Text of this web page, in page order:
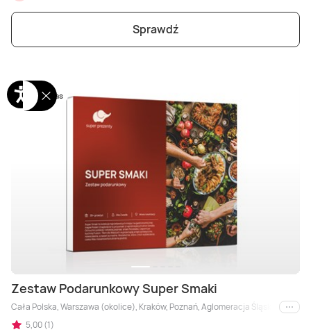
Sprawdź
Tylko u nas
Zestaw Podarunkowy Super Smaki
Cała Polska, Warszawa (okolice), Kraków, Poznań, Aglomeracja Śląska, Łódź,
i inne
5,00 (1)